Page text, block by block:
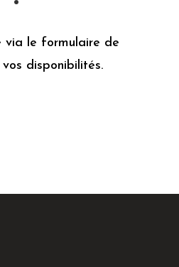
via le formulaire de
disponibilités.